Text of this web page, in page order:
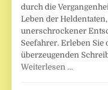
durch die
Leben der
unerschrockener
Seefahrer. Erleben Sie
überzeugenden
Weiterlesen …